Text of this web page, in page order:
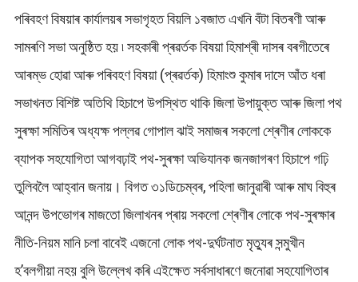
পৰিবহণ বিষয়াৰ কাৰ্যালয়ৰ সভাগৃহত বিয়লি ১বজাত এখনি বঁটা বিতৰণী আৰু
সামৰণি সভা অনুষ্ঠিত হয় ৷ সহকাৰী প্ৰৱৰ্তক বিষয়া হিমাশ্ৰী দাসৰ বৰগীতেৰে
আৰম্ভ হোৱা আৰু পৰিবহণ বিষয়া (প্ৰৱৰ্তক) হিমাংশু কুমাৰ দাসে আঁত ধৰা
সভাখনত বিশিষ্ট অতিথি হিচাপে উপস্থিত থাকি জিলা উপায়ুক্ত আৰু জিলা পথ
সুৰক্ষা সমিতিৰ অধ্যক্ষ পল্লৱ গোপাল ঝাই সমাজৰ সকলো শ্ৰেণীৰ লোককে
ব্যাপক সহযোগিতা আগবঢ়াই পথ-সুৰক্ষা অভিযানক জনজাগৰণ হিচাপে গঢ়ি
তুলিবলৈ আহ্বান জনায়। বিগত ৩১ডিচেম্বৰ, পহিলা জানুৱাৰী আৰু মাঘ বিহুৰ
আনন্দ উপভোগৰ মাজতো জিলাখনৰ প্ৰায় সকলো শ্ৰেণীৰ লোকে পথ-সুৰক্ষাৰ
নীতি-নিয়ম মানি চলা বাবেই এজনো লোক পথ-দুৰ্ঘটনাত মৃত্যুৰ সন্মুখীন
হ’বলগীয়া নহয় বুলি উল্লেখ কৰি এইক্ষেত সৰ্বসাধাৰণে জনোৱা সহযোগিতাৰ